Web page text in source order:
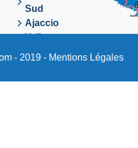
Sud
Ajaccio
Valinco
Sartene
- 2019 - Mentions Légales